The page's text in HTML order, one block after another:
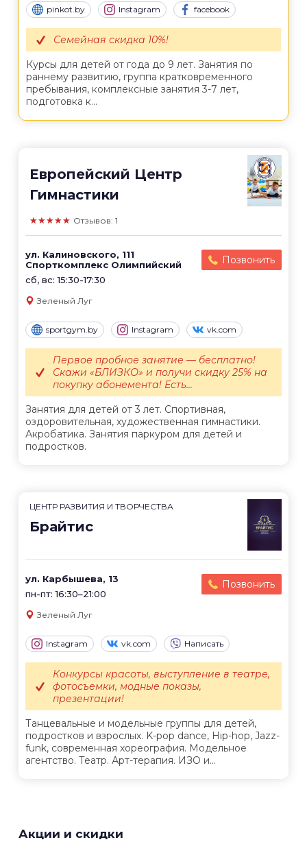
pinkot.by Instagram facebook
Курсы для детей от года до 9 лет. Занятия по
раннему развитию, группа кратковременного
пребывания, комплексные занятия 3-7 лет,
подготовка к...
Семейная скидка 10%!
Европейский Центр
Гимнастики
★★★★★ Отзывов: 1
ул. Калиновского, 111
Спорткомплекс Олимпийский
сб, вс: 15:30-17:30
Позвонить
Зеленый Луг
sportgym.by Instagram vk.com
Занятия для детей от 3 лет. Спортивная,
оздоровительная, художественная гимнастики.
Акробатика. Занятия паркуром для детей и
подростков.
Первое пробное занятие — бесплатно!
Скажи «БЛИЗКО» и получи скидку 25% на
покупку абонемента! Есть...
ЦЕНТР РАЗВИТИЯ И ТВОРЧЕСТВА
Брайтис
ул. Карбышева, 13
пн-пт: 16:30–21:00
Позвонить
Зеленый Луг
Instagram vk.com Написать
Танцевальные и модельные группы для детей,
подростков и взрослых. K-pop dance, Hip-hop, Jazz-
funk, современная хореография. Модельное
агентство. Театр. Арт-терапия. ИЗО и...
Конкурсы красоты, выступление в театре,
фотосъемки, модные показы,
презентации!
Акции и скидки